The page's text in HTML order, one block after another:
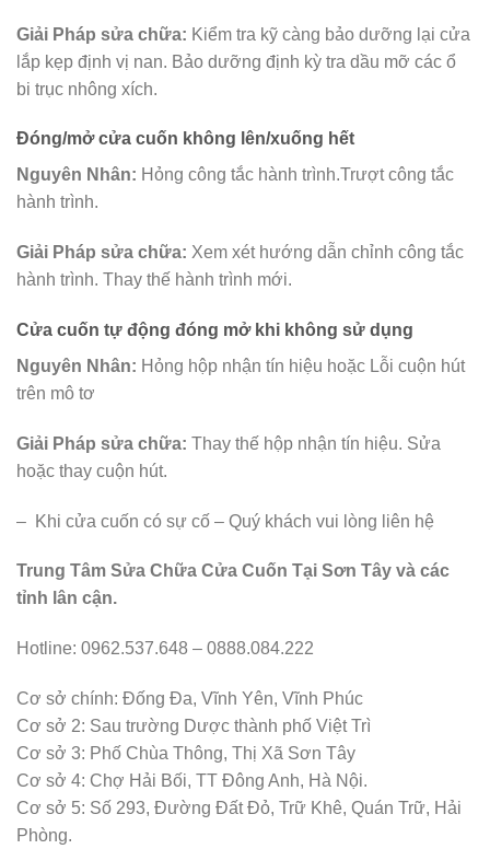
Giải Pháp sửa chữa: Kiểm tra kỹ càng bảo dưỡng lại cửa
lắp kẹp định vị nan. Bảo dưỡng định kỳ tra dầu mỡ các ổ
bi trục nhông xích.
Đóng/mở cửa cuốn không lên/xuống hết
Nguyên Nhân: Hỏng công tắc hành trình.Trượt công tắc
hành trình.
Giải Pháp sửa chữa: Xem xét hướng dẫn chỉnh công tắc
hành trình. Thay thế hành trình mới.
Cửa cuốn tự động đóng mở khi không sử dụng
Nguyên Nhân: Hỏng hộp nhận tín hiệu hoặc Lỗi cuộn hút
trên mô tơ
Giải Pháp sửa chữa: Thay thế hộp nhận tín hiệu. Sửa
hoặc thay cuộn hút.
– Khi cửa cuốn có sự cố – Quý khách vui lòng liên hệ
Trung Tâm Sửa Chữa Cửa Cuốn Tại Sơn Tây và các
tỉnh lân cận.
Hotline: 0962.537.648 – 0888.084.222
Cơ sở chính: Đống Đa, Vĩnh Yên, Vĩnh Phúc
Cơ sở 2: Sau trường Dược thành phố Việt Trì
Cơ sở 3: Phố Chùa Thông, Thị Xã Sơn Tây
Cơ sở 4: Chợ Hải Bối, TT Đông Anh, Hà Nội.
Cơ sở 5: Số 293, Đường Đất Đỏ, Trữ Khê, Quán Trữ, Hải
Phòng.